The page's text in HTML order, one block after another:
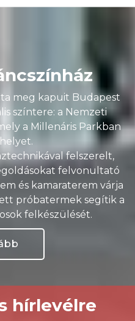
meg kapuit Budapest
színtere: a Nemzeti
a Millenáris Parkban
felszerelt,
felvonultató
és kamaraterem várja
próbatermek segítik a
felkészülését.
hírlevélre